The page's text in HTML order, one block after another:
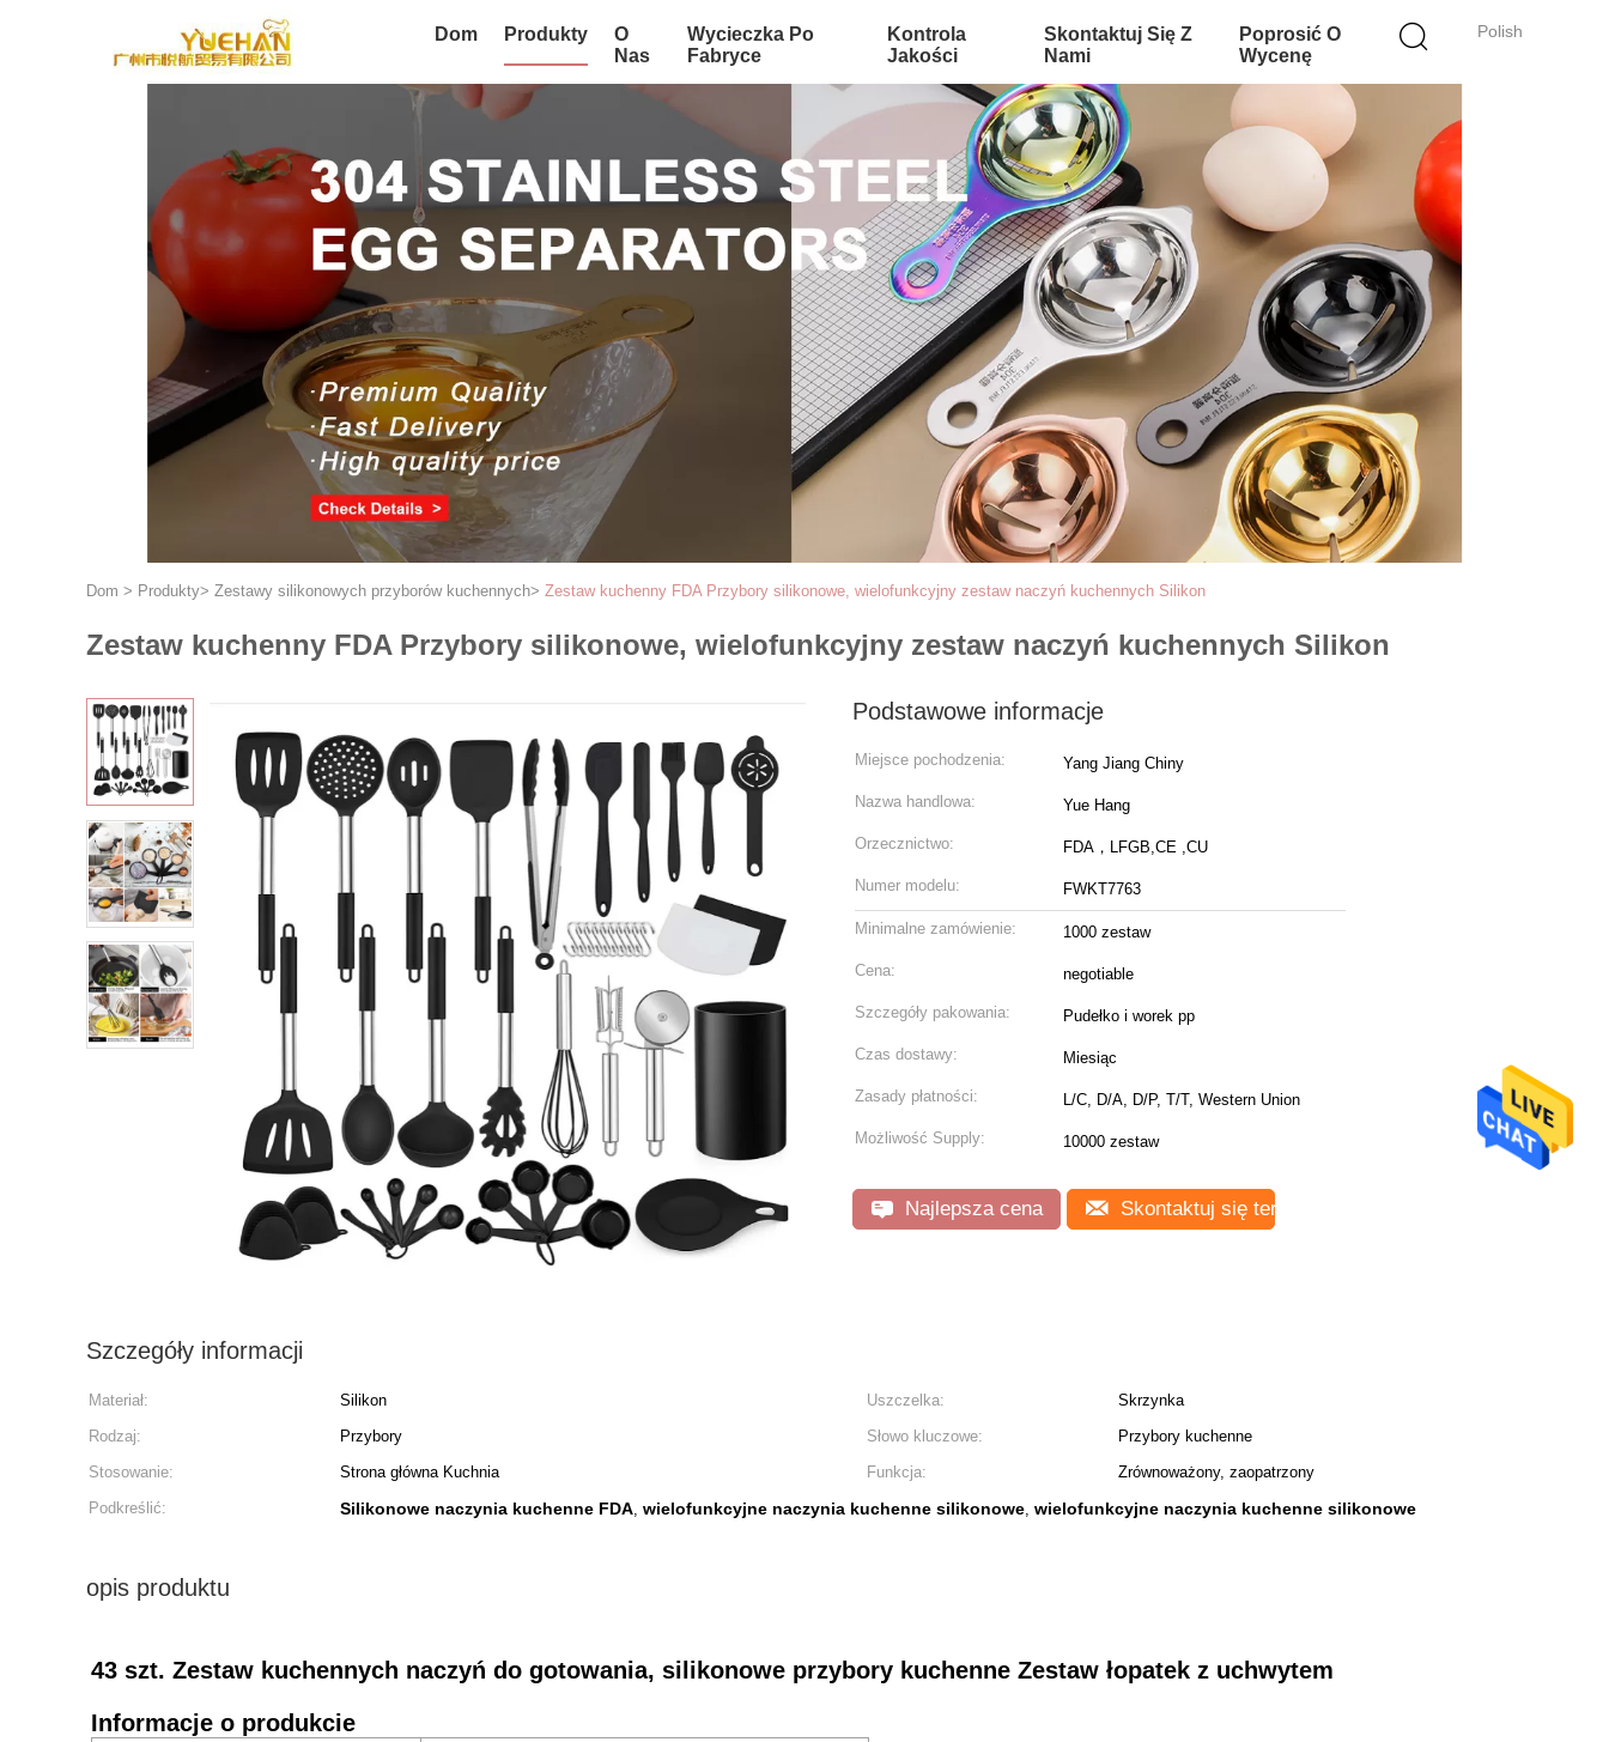
Polish
Dom Produkty
O
Nas
Wycieczka Po
Fabryce
Kontrola
Jakości
Skontaktuj Się Z
Nami
Poprosić O
Wycenę
Dom > Produkty> Zestawy silikonowych przyborów kuchennych> Zestaw kuchenny FDA Przybory silikonowe, wielofunkcyjny zestaw naczyń kuchennych Silikon
Zestaw kuchenny FDA Przybory silikonowe, wielofunkcyjny zestaw naczyń kuchennych Silikon
Podstawowe informacje
Miejsce pochodzenia: Yang Jiang Chiny
Nazwa handlowa: Yue Hang
Orzecznictwo: FDA，LFGB,CE ,CU
Numer modelu: FWKT7763
Minimalne zamówienie: 1000 zestaw
Cena: negotiable
Szczegóły pakowania: Pudełko i worek pp
Czas dostawy: Miesiąc
Zasady płatności: L/C, D/A, D/P, T/T, Western Union
Możliwość Supply: 10000 zestaw
Najlepsza cena Skontaktuj się teraz
Szczegóły informacji
Materiał: Silikon Uszczelka:
Skrzynka
Rodzaj:
Przybory Słowo kluczowe:
Przybory kuchenne
Stosowanie:
Strona główna Kuchnia Funkcja:
Zrównoważony, zaopatrzony
Podkreślić:
Silikonowe naczynia kuchenne FDA, wielofunkcyjne naczynia kuchenne silikonowe, wielofunkcyjne naczynia kuchenne silikonowe
opis produktu
43 szt. Zestaw kuchennych naczyń do gotowania, silikonowe przybory kuchenne Zestaw łopatek z uchwytem
Informacje o produkcie